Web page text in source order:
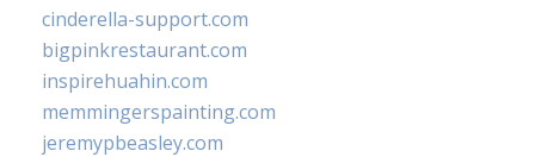
cinderella-support.com
bigpinkrestaurant.com
inspirehuahin.com
memmingerspainting.com
jeremypbeasley.com